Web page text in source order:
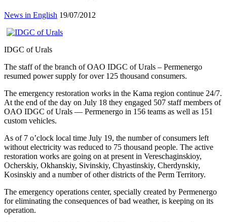
News in English 19/07/2012
IDGC of Urals
The staff of the branch of OAO IDGC of Urals – Permenergo
resumed power supply for over 125 thousand consumers.
The emergency restoration works in the Kama region continue 24/7.
At the end of the day on July 18 they engaged 507 staff members of
OAO IDGC of Urals — Permenergo in 156 teams as well as 151
custom vehicles.
As of 7 o’clock local time July 19, the number of consumers left
without electricity was reduced to 75 thousand people. The active
restoration works are going on at present in Vereschaginskioy,
Ocherskiy, Okhanskiy, Sivinskiy, Chyastinskiy, Cherdynskiy,
Kosinskiy and a number of other districts of the Perm Territory.
The emergency operations center, specially created by Permenergo
for eliminating the consequences of bad weather, is keeping on its
operation.